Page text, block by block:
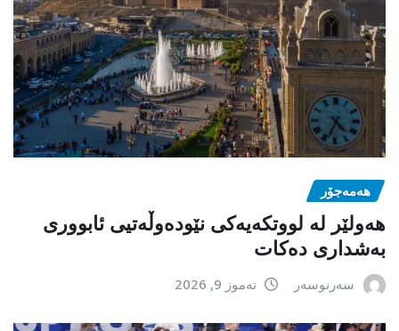
هەمەجۆر
ھەولێر لە لووتکەیەکی نێودەوڵەتیی ئابووری
بەشداری دەکات
سەرنوسەر تەموز 9, 2026